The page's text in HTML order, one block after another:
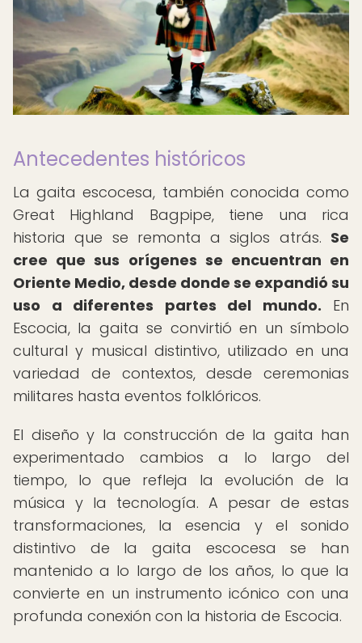
Antecedentes históricos
La gaita escocesa, también conocida como
Great Highland Bagpipe, tiene una rica
historia que se remonta a siglos atrás. Se
cree que sus orígenes se encuentran en
Oriente Medio, desde donde se expandió su
uso a diferentes partes del mundo. En
Escocia, la gaita se convirtió en un símbolo
cultural y musical distintivo, utilizado en una
variedad de contextos, desde ceremonias
militares hasta eventos folklóricos.
El diseño y la construcción de la gaita han
experimentado cambios a lo largo del
tiempo, lo que refleja la evolución de la
música y la tecnología. A pesar de estas
transformaciones, la esencia y el sonido
distintivo de la gaita escocesa se han
mantenido a lo largo de los años, lo que la
convierte en un instrumento icónico con una
profunda conexión con la historia de Escocia.